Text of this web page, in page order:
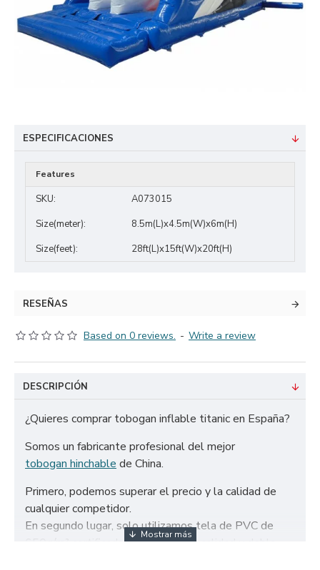
ESPECIFICACIONES
Features
SKU:
A073015
Size(meter):
8.5m(L)x4.5m(W)x6m(H)
Size(feet):
28ft(L)x15ft(W)x20ft(H)
RESEÑAS
Based on 0 reviews. - Write a review
DESCRIPCIÓN
¿Quieres comprar tobogan inflable titanic en España?
Somos un fabricante profesional del mejor
tobogan hinchable de China.
Primero, podemos superar el precio y la calidad de
cualquier competidor.
En segundo lugar, solo utilizamos tela de PVC de
650g/m² certificada de la más alta calidad y doble